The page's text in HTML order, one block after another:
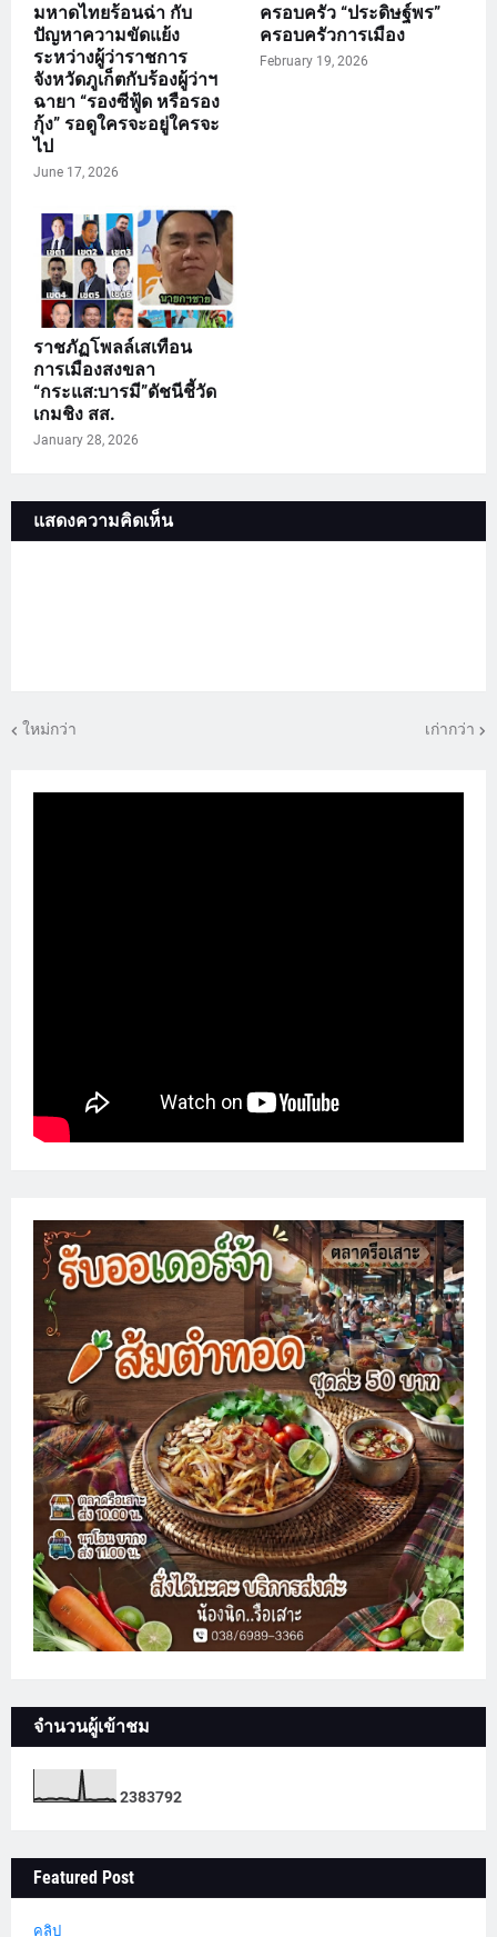
มหาดไทยร้อนฉ่า กับ
ปัญหาความขัดแย้ง
ระหว่างผู้ว่าราชการ
จังหวัดภูเก็ตกับร้องผู้ว่าฯ
ฉายา “รองซีฟู้ด หรือรอง
กุ้ง” รอดูใครจะอยู่ใครจะ
ไป
June 17, 2026
ครอบครัว “ประดิษฐ์พร”
ครอบครัวการเมือง
February 19, 2026
ราชภัฏโพลล์เสเทือน
การเมืองสงขลา
“กระแส:บารมี”ดัชนีชี้วัด
เกมชิง สส.
January 28, 2026
แสดงความคิดเห็น
ใหม่กว่า เก่ากว่า
จำนวนผู้เข้าชม
2383792
Featured Post
คลิป